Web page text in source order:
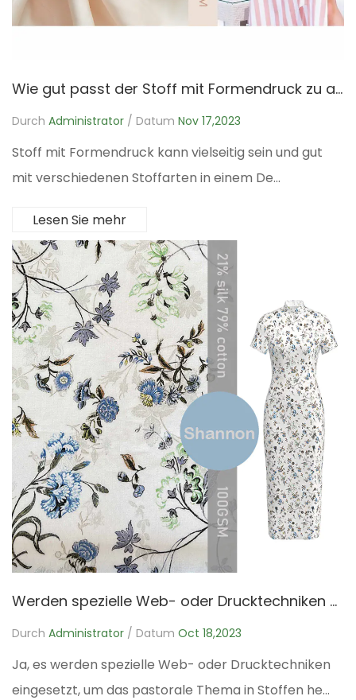
Wie gut passt der Stoff mit Formendruck zu anderen Stoffarten in einem Design?
Durch Administrator / Datum Nov 17,2023
Stoff mit Formendruck kann vielseitig sein und gut
mit verschiedenen Stoffarten in einem De...
Lesen Sie mehr
Werden spezielle Web- oder Drucktechniken verwendet, um das pastorale Thema hervorzuheben?
Durch Administrator / Datum Oct 18,2023
Ja, es werden spezielle Web- oder Drucktechniken
eingesetzt, um das pastorale Thema in Stoffen he...